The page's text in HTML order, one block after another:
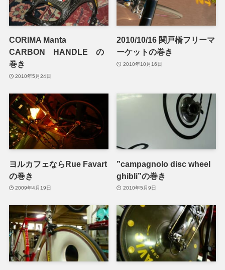
CORIMA Manta
CARBON HANDLE の
巻き
2010年5月24日
2010/10/16 関戸橋フリーマ
ーケットの巻き
2010年10月16日
ヨルカフェならRue Favart
の巻き
2009年4月19日
”campagnolo disc wheel
ghibli”の巻き
2010年5月9日